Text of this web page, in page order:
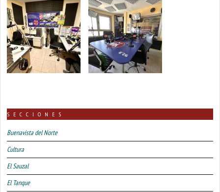
SECCIONES
Buenavista del Norte
Cultura
El Sauzal
El Tanque